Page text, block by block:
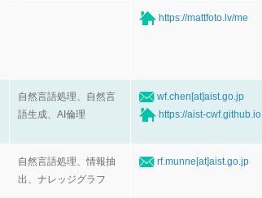
https://mattfoto.lv/me
自然言語処理、自然言
語生成、AI倫理
wf.chen[at]aist.go.jp
https://aist-cwf.github.io
自然言語処理、情報抽
出、ナレッジグラフ
rf.munne[at]aist.go.jp